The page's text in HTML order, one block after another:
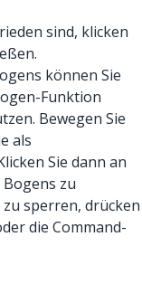
sind, klicken
können Sie
Funktion
Bewegen Sie
als
Sie dann an
zu
sperren, drücken
die Command-